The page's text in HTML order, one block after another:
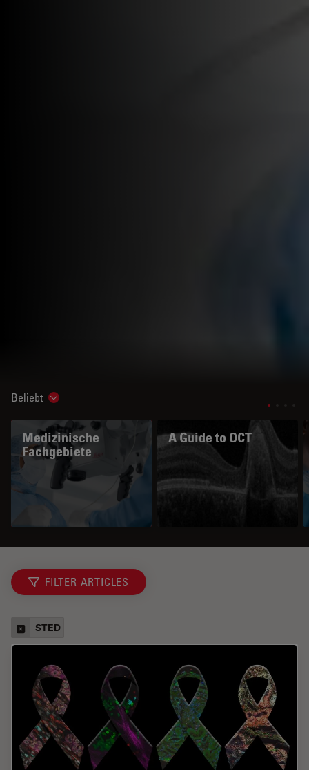
Beliebt Show subnavigation
Medizinische
Fachgebiete
A Guide to OCT
FILTER ARTICLES
STED